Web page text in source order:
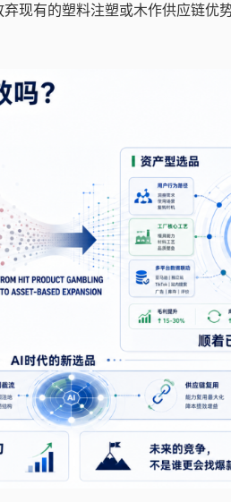
现有的塑料注塑或木作供应链优